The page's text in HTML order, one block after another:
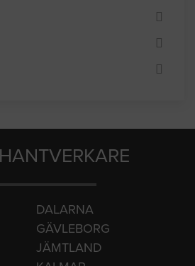
DALARNA
GÄVLEBORG
JÄMTLAND